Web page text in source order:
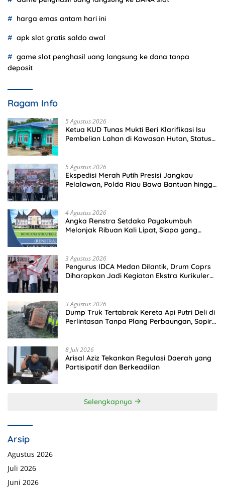
harga emas antam hari ini
apk slot gratis saldo awal
game slot penghasil uang langsung ke dana tanpa
deposit
Ragam Info
5 Agustus 2026
Ketua KUD Tunas Mukti Beri Klarifikasi Isu
Pembelian Lahan di Kawasan Hutan, Status
5 Agustus 2026
Ekspedisi Merah Putih Presisi Jangkau
Pelalawan, Polda Riau Bawa Bantuan hingga
4 Agustus 2026
Angka Renstra Setdako Payakumbuh
Melonjak Ribuan Kali Lipat, Siapa yang
3 Agustus 2026
Pengurus IDCA Medan Dilantik, Drum Coprs
Diharapkan Jadi Kegiatan Ekstra Kurikuler
3 Agustus 2026
Dump Truk Tertabrak Kereta Api Putri Deli di
Perlintasan Tanpa Plang Perbaungan, Sopir
8 Juli 2026
Arisal Aziz Tekankan Regulasi Daerah yang
Partisipatif dan Berkeadilan
Selengkapnya
Arsip
Agustus 2026
Juli 2026
Juni 2026